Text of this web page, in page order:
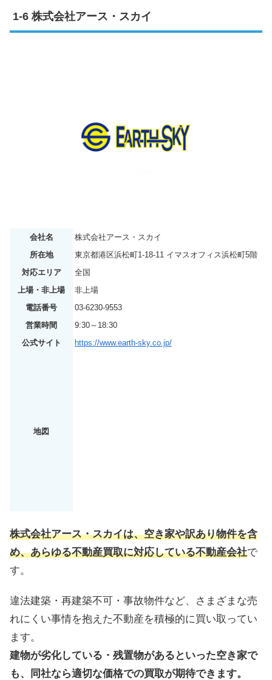
株式会社アース・スカイ
会社名
株式会社アース・スカイ
所在地
東京都港区浜松町1-18-11 イマスオフィス浜松町5階
対応エリア
全国
上場・非上場
非上場
電話番号
03-6230-9553
営業時間
9:30～18:30
公式サイト
https://www.earth-sky.co.jp/
地図
株式会社アース・スカイは、空き家や訳あり物件を含
め、あらゆる不動産買取に対応している不動産会社で
す。
違法建築・再建築不可・事故物件など、さまざまな売
れにくい事情を抱えた不動産を積極的に買い取ってい
ます。
建物が劣化している・残置物があるといった空き家で
も、同社なら適切な価格での買取が期待できます。